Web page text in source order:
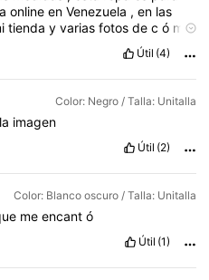
onlineenVenezuela ,en las
tiendayvariasfotosdecó mo
las
colores
Apóyameconunlikesitú
Útil (4)
Color: Negro / Talla: Unitalla
la imagen
Útil (2)
Color: Blanco oscuro / Talla: Unitalla
meencantó
Útil (1)